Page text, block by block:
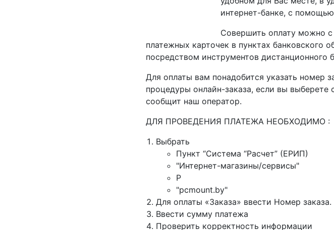
интернет-банке, с
Совершить оплату можно с
платежных карточек в пунктах банковского
посредством инструментов дистанционного
Для оплаты вам понадобится указать номер
процедуры онлайн-заказа, если вы
сообщит наш оператор.
ДЛЯ ПРОВЕДЕНИЯ ПЛАТЕЖА НЕОБХОДИМО :
Выбрать
Пункт “Система “Расчет” (ЕРИП)
"Интернет-магазины/сервисы"
P
"pcmount.by"
Для оплаты «Заказа» ввести Номер заказа.
Ввести сумму платежа
Проверить корректность информации